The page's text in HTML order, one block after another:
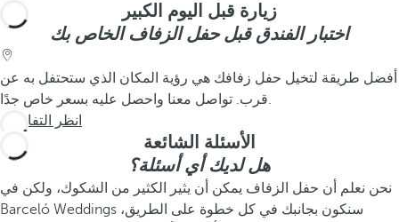
زيارة قبل اليوم الكبير
اختبار الفندق قبل حفل الزفاف الخاص بك
أفضل طريقة لتخيل حفل زفافك هي رؤية المكان الذي ستحتفل به عن
قرب. تواصل معنا واحصل عليه بسعر خاص جدًا.
انظر التفاصيل
الأسئلة الشائعة
هل لديك أي أسئلة؟
نحن نعلم أن حفل الزفاف يمكن أن يثير الكثير من الشكوك، ولكن في
Barceló Weddings سنكون بجانبك في كل خطوة على الطريق،